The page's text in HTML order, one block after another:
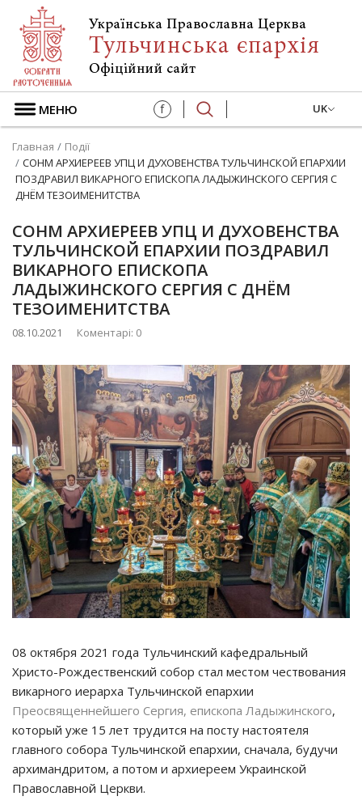
МЕНЮ f UK
Главная
Події
СОНМ АРХИЕРЕЕВ УПЦ И ДУХОВЕНСТВА ТУЛЬЧИНСКОЙ ЕПАРХИИ
ПОЗДРАВИЛ ВИКАРНОГО ЕПИСКОПА ЛАДЫЖИНСКОГО СЕРГИЯ С
ДНЁМ ТЕЗОИМЕНИТСТВА
СОНМ АРХИЕРЕЕВ УПЦ И ДУХОВЕНСТВА
ТУЛЬЧИНСКОЙ ЕПАРХИИ ПОЗДРАВИЛ
ВИКАРНОГО ЕПИСКОПА
ЛАДЫЖИНСКОГО СЕРГИЯ С ДНЁМ
ТЕЗОИМЕНИТСТВА
08.10.2021 Коментарі: 0
08 октября 2021 года Тульчинский кафедральный
Христо-Рождественский собор стал местом чествования
викарного иерарха Тульчинской епархии
Преосвященнейшего Сергия, епископа Ладыжинского,
который уже 15 лет трудится на посту настоятеля
главного собора Тульчинской епархии, сначала, будучи
архимандритом, а потом и архиереем Украинской
Православной Церкви.